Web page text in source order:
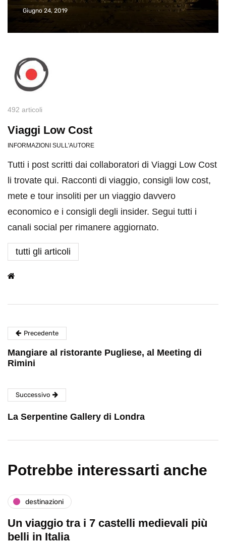
Giugno 24, 2019
492 articoli
Viaggi Low Cost
INFORMAZIONI SULL'AUTORE
Tutti i post scritti dai collaboratori di Viaggi Low Cost
li trovate qui. Racconti di viaggio, consigli low cost,
mete e tour insoliti per un viaggio davvero
economico e i consigli degli insider. Segui tutti i
canali social per rimanere aggiornato.
tutti gli articoli
Precedente
Mangiare al ristorante Pugliese, al Meeting di
Rimini
Successivo
La Serpentine Gallery di Londra
Potrebbe interessarti anche
destinazioni
Un viaggio tra i 7 castelli medievali più
belli in Italia